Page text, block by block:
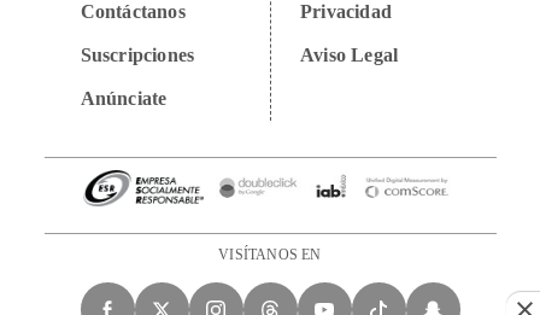
Contáctanos
Suscripciones
Anúnciate
Privacidad
Aviso Legal
VISÍTANOS EN